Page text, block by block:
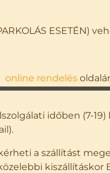
ESETÉN)
online rendelés
időben (7-19)
a szállítást
kiszállításkor